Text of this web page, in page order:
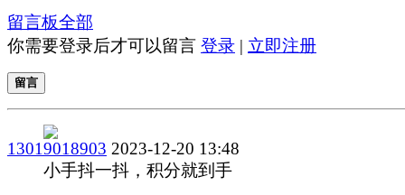
留言板全部
你需要登录后才可以留言 登录 | 立即注册
留言
13019018903 2023-12-20 13:48
小手抖一抖，积分就到手